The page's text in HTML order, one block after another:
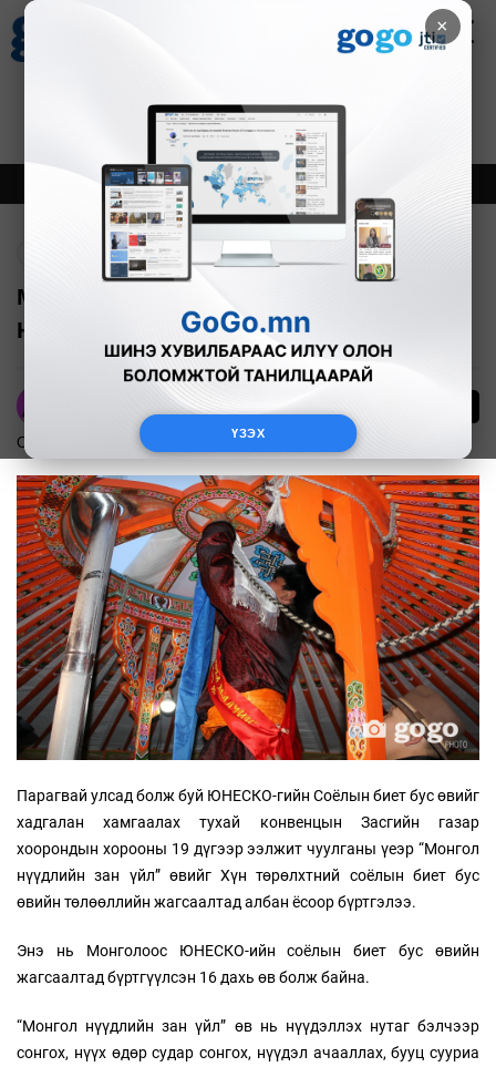
×
ҮЗЭХ
Зурхай
8.08
Онцлох Шинэ
Монгол нүүдлийн зан үйл өвийг
ЮНЕСКО-д бүртгэлээ
Соёл урлаг 2024-12-06
Парагвай улсад болж буй ЮНЕСКО-гийн Соёлын биет бус өвийг
хадгалан хамгаалах тухай конвенцын Засгийн газар
хоорондын хорооны 19 дүгээр ээлжит чуулганы үеэр “Монгол
нүүдлийн зан үйл” өвийг Хүн төрөлхтний соёлын биет бус
өвийн төлөөллийн жагсаалтад албан ёсоор бүртгэлээ.
Энэ нь Монголоос ЮНЕСКО-ийн соёлын биет бус өвийн
жагсаалтад бүртгүүлсэн 16 дахь өв болж байна.
“Монгол нүүдлийн зан үйл” өв нь нүүдэллэх нутаг бэлчээр
сонгох, нүүх өдөр судар сонгох, нүүдэл ачааллах, бууц сууриа